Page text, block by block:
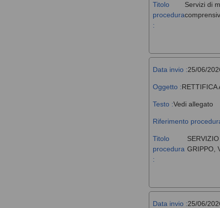
Titolo
procedura
:
Servizi di
Data invio :25/06/
Oggetto :RETTIFICA
Testo :Vedi allegato
Riferimento
Titolo
procedura
:
GRIPPO,
Data invio :25/06/